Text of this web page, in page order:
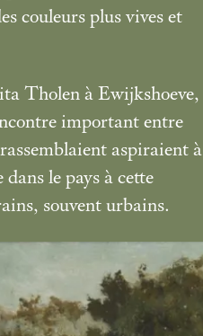
couleurs plus vives et
Tholen à Ewijkshoeve,
important entre
aspiraient à
le pays à cette
souvent urbains.